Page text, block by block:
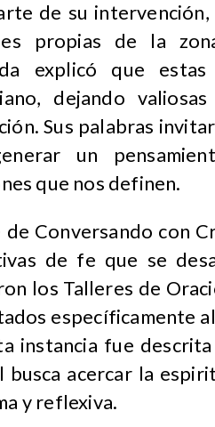
de su
propias de la
explicó que estas
dejando
Sus palabras
un
que nos definen.
Conversando con
de fe que se
los Talleres de
específicamente
instancia fue
busca acercar la
y reflexiva.